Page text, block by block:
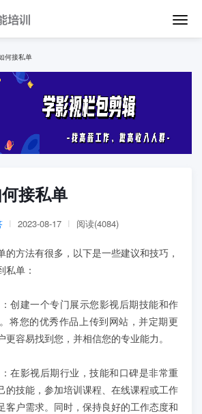
何接私单
接私单
| 2023-08-17 | 阅读(4084)
的方法有很多，以下是一些建议和技巧，
私单：
创建一个专门展示您影视后期技能和作
将您的优秀作品上传到网站，并定期更
更容易找到您，并相信您的专业能力。
在影视后期行业，技能和口碑是非常重
的技能，参加培训课程、在线课程或工作
客户需求。同时，保持良好的工作态度和